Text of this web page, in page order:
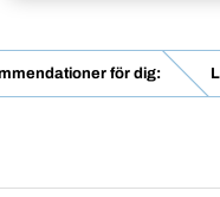
för dig: